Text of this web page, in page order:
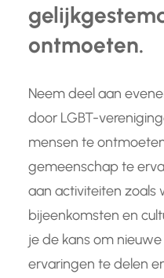
ontmoeten.
Neem deel aan
door LGBT-
mensen te
gemeenschap te
aan activiteiten zoals
bijeenkomsten en
je de kans om
ervaringen te delen